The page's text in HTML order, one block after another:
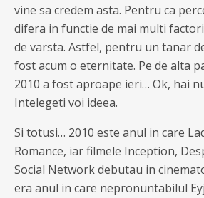
vine sa credem asta. Pentru ca
difera in functie de mai multi
de varsta. Astfel, pentru un tanar
fost acum o eternitate. Pe de alta
2010 a fost aproape ieri… Ok, hai
Intelegeti voi ideea.
Si totusi… 2010 este anul in care
Romance, iar filmele Inception,
Social Network debutau in
era anul in care nepronuntabilul